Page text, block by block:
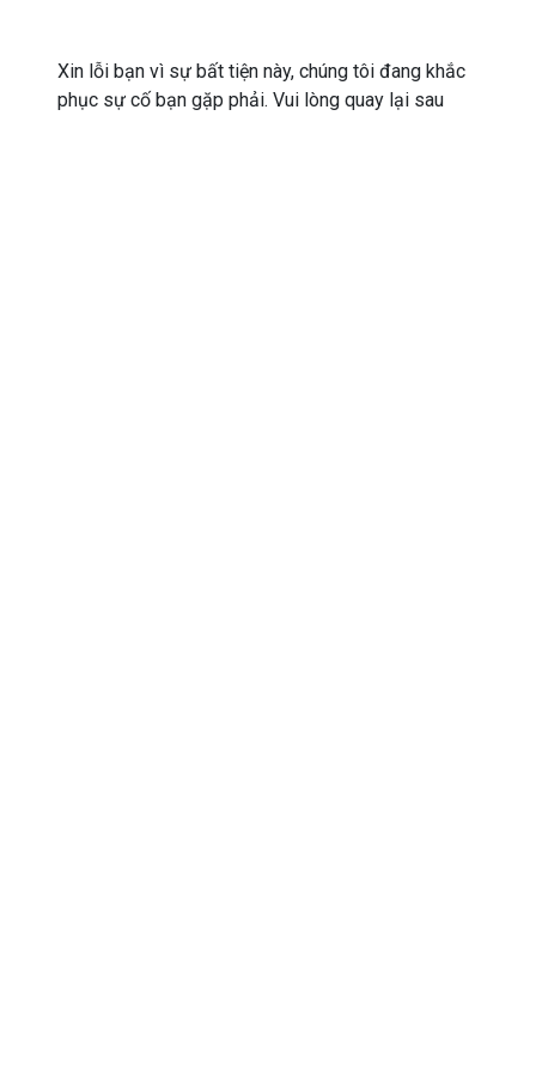
Xin lỗi bạn vì sự bất tiện này, chúng tôi đang khắc
phục sự cố bạn gặp phải. Vui lòng quay lại sau